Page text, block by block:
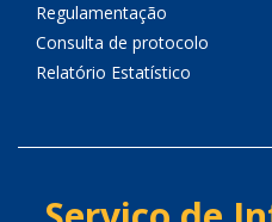
Regulamentação
Consulta de protocolo
Relatório Estatístico